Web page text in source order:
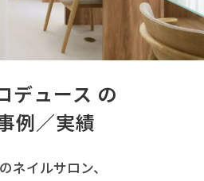
デュース の
例／実績
ネイルサロン、